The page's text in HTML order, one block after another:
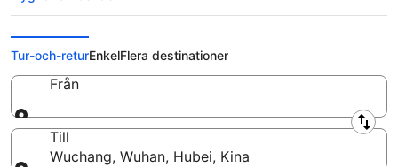
Billiga flygbiljetter till Wuchang
Tur-och-returEnkelFlera destinationer
Från
Från
Till
Wuchang, Wuhan, Hubei, Kina